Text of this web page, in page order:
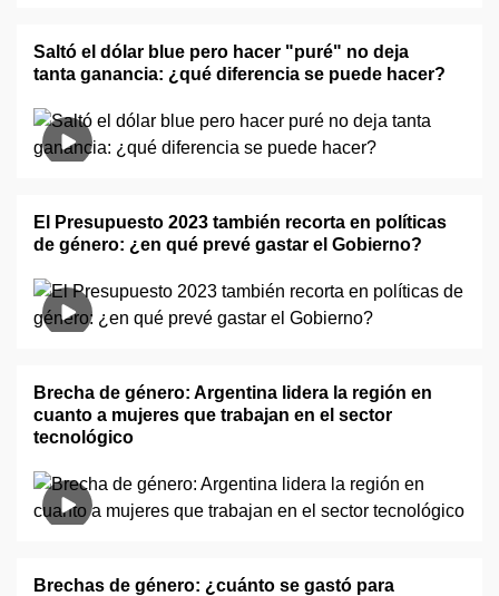
Saltó el dólar blue pero hacer "puré" no deja
tanta ganancia: ¿qué diferencia se puede hacer?
El Presupuesto 2023 también recorta en políticas
de género: ¿en qué prevé gastar el Gobierno?
Brecha de género: Argentina lidera la región en
cuanto a mujeres que trabajan en el sector
tecnológico
Brechas de género: ¿cuánto se gastó para